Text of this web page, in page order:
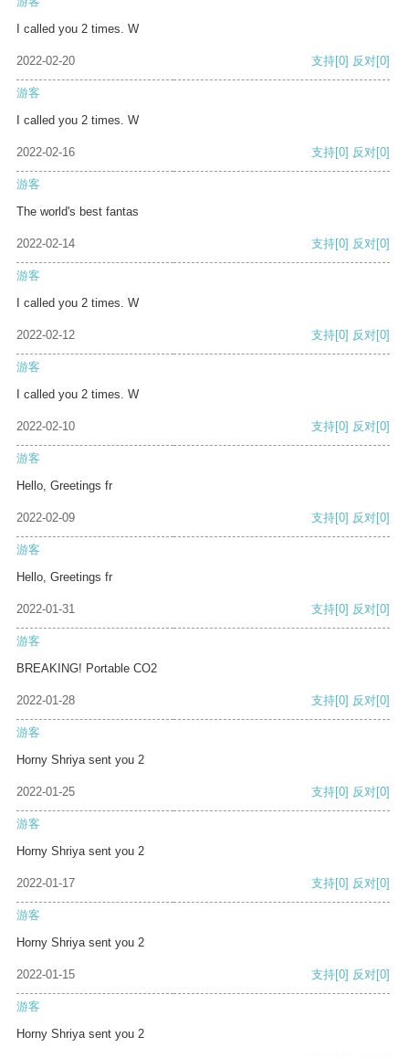
I called you 2 times. W
2022-02-20 支持[0] 反对[0]
游客
I called you 2 times. W
2022-02-16 支持[0] 反对[0]
游客
The world's best fantas
2022-02-14 支持[0] 反对[0]
游客
I called you 2 times. W
2022-02-12 支持[0] 反对[0]
游客
I called you 2 times. W
2022-02-10 支持[0] 反对[0]
游客
Hello, Greetings fr
2022-02-09 支持[0] 反对[0]
游客
Hello, Greetings fr
2022-01-31 支持[0] 反对[0]
游客
BREAKING! Portable CO2
2022-01-28 支持[0] 反对[0]
游客
Horny Shriya sent you 2
2022-01-25 支持[0] 反对[0]
游客
Horny Shriya sent you 2
2022-01-17 支持[0] 反对[0]
游客
Horny Shriya sent you 2
2022-01-15 支持[0] 反对[0]
游客
Horny Shriya sent you 2